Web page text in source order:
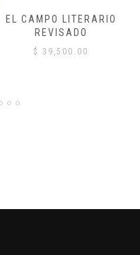
EL CAMPO LITERARIO
REVISADO
$ 39,500.00